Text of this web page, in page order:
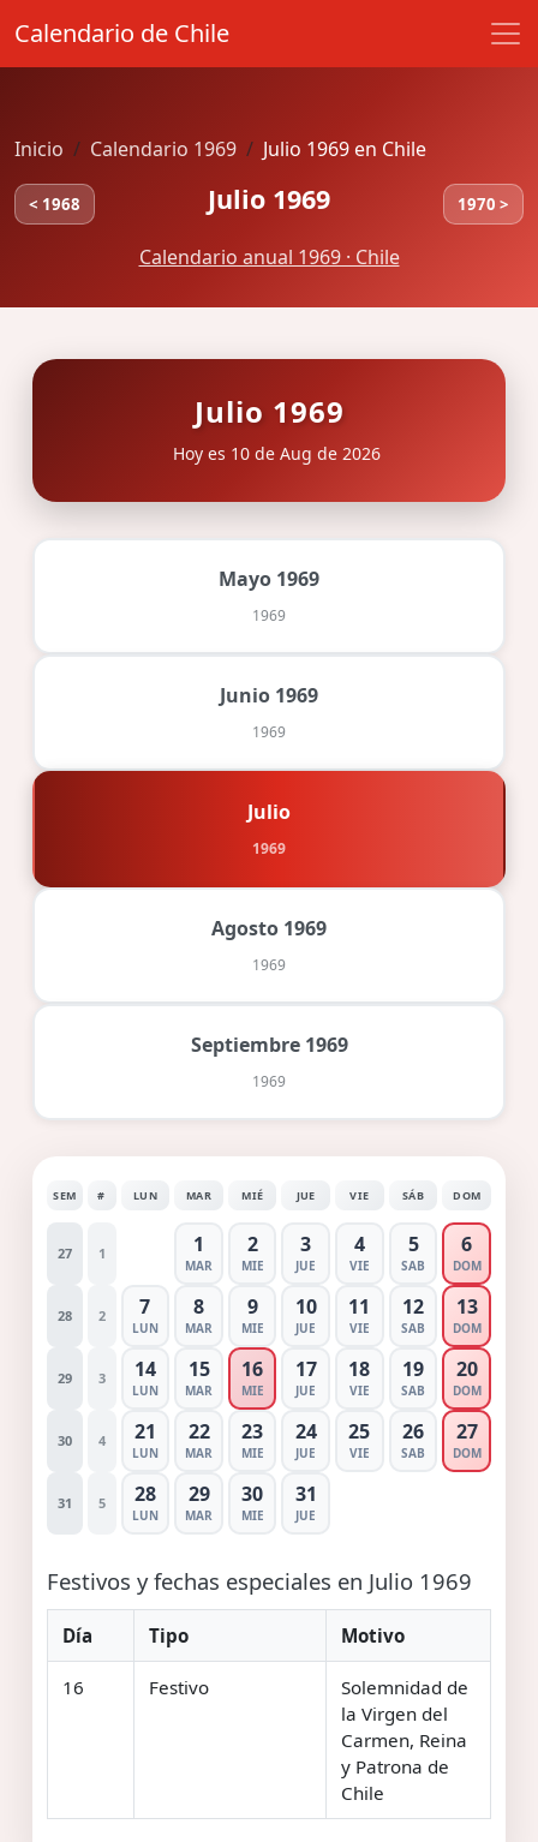
Calendario de Chile
Inicio Calendario 1969 Julio 1969 en Chile
< 1968 Julio 1969 1970 >
Calendario anual 1969 · Chile
Julio 1969
Hoy es 10 de Aug de 2026
Mayo 1969
1969
Junio 1969
1969
Julio
1969
Agosto 1969
1969
Septiembre 1969
1969
SEM # LUN MAR MIÉ JUE VIE SÁB DOM
27 1 1
MAR
2
MIE
3
JUE
4
VIE
5
SAB
6
DOM
28 2 7
LUN
8
MAR
9
MIE
10
JUE
11
VIE
12
SAB
13
DOM
29 3 14
LUN
15
MAR
16
MIE
17
JUE
18
VIE
19
SAB
20
DOM
30 4 21
LUN
22
MAR
23
MIE
24
JUE
25
VIE
26
SAB
27
DOM
31 5 28
LUN
29
MAR
30
MIE
31
JUE
Festivos y fechas especiales en Julio 1969
Día Tipo Motivo
16 Festivo
Solemnidad de
la Virgen del
Carmen, Reina
y Patrona de
Chile